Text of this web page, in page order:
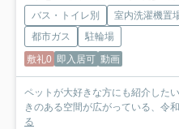
バス・トイレ別 室内洗濯機置
都市ガス
駐輪場
敷礼0 即入居可 動画
ペットが大好きな方にも紹介した
きのある空間が広がっている、令
る